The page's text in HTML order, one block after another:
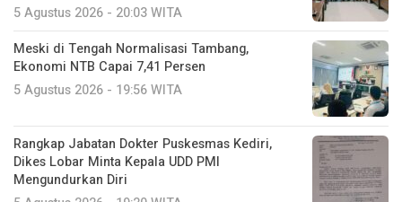
5 Agustus 2026 - 20:03 WITA
Meski di Tengah Normalisasi Tambang,
Ekonomi NTB Capai 7,41 Persen
5 Agustus 2026 - 19:56 WITA
Rangkap Jabatan Dokter Puskesmas Kediri,
Dikes Lobar Minta Kepala UDD PMI
Mengundurkan Diri